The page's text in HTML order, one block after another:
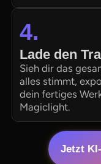
4.
Lade den
Sieh dir das
alles stimmt,
dein fertiges
Magiclight.
Jetzt